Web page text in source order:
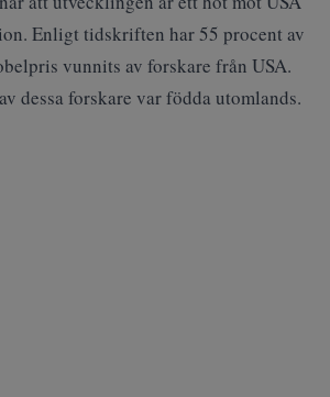
Enligt tidskriften har 55 procent av
vunnits av forskare från USA.
dessa forskare var födda utomlands.